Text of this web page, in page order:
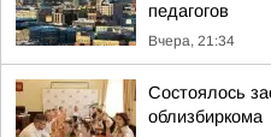
педагогов
Вчера, 21:34
Состоялось
облизбиркома